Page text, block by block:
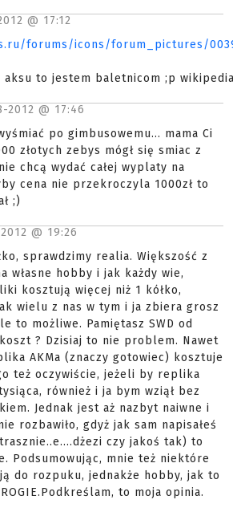
@ 17:12
forums/icons/forum_pictures/
to jestem baletnicom ;p
2012 @ 17:46
po gimbusowemu... mama Ci
złotych zebys mógł się smiac z
chcą wydać całej wyplaty na
cena nie przekroczyla 1000zł to
;)
@ 19:26
sprawdzimy realia. Większość z
własne hobby i jak każdy wie,
kosztują więcej niż 1 kółko,
wielu z nas w tym i ja zbiera grosz
to możliwe. Pamiętasz SWD od
koszt ? Dzisiaj to nie problem. Nawet
AKMa (znaczy gotowiec) kosztuje
też oczywiście, jeżeli by replika
również i ja bym wziął bez
Jednak jest aż nazbyt naiwne i
rozbawiło, gdyż jak sam napisałeś
czy jakoś tak) to
Podsumowując, mnie też niektóre
do rozpuku, jednakże hobby, jak to
to moja opinia.